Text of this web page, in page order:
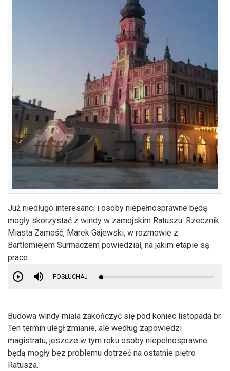
Już niedługo interesanci i osoby niepełnosprawne będą
mogły skorzystać z windy w zamojskim Ratuszu. Rzecznik
Miasta Zamość, Marek Gajewski, w rozmowie z
Bartłomiejem Surmaczem powiedział, na jakim etapie są
prace.
POSŁUCHAJ
Budowa windy miała zakończyć się pod koniec listopada br.
Ten termin uległ zmianie, ale według zapowiedzi
magistratu, jeszcze w tym roku osoby niepełnosprawne
będą mogły bez problemu dotrzeć na ostatnie piętro
Ratusza.